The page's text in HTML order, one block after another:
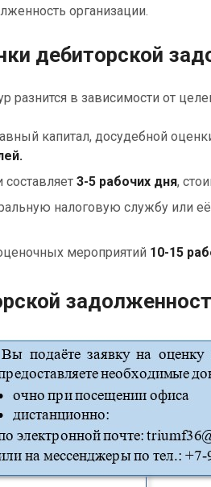
организации.
дебиторской
разнится в зависимости от
капитал, досудебной
составляет 3-5 рабочих дня,
налоговую службу или её
мероприятий 10-15